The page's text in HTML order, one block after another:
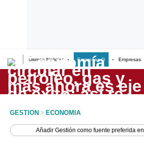
Últimas Noticias Empresas G Empresas
Lo último
Peru Quiosco
GESTION > ECONOMIA
AñadirGestión como fuente preferida en